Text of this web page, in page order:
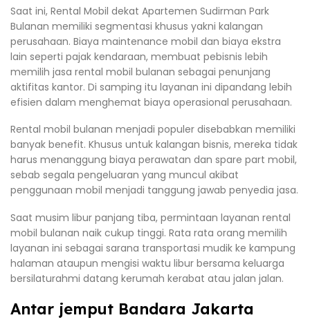
Saat ini, Rental Mobil dekat Apartemen Sudirman Park
Bulanan memiliki segmentasi khusus yakni kalangan
perusahaan. Biaya maintenance mobil dan biaya ekstra
lain seperti pajak kendaraan, membuat pebisnis lebih
memilih jasa rental mobil bulanan sebagai penunjang
aktifitas kantor. Di samping itu layanan ini dipandang lebih
efisien dalam menghemat biaya operasional perusahaan.
Rental mobil bulanan menjadi populer disebabkan memiliki
banyak benefit. Khusus untuk kalangan bisnis, mereka tidak
harus menanggung biaya perawatan dan spare part mobil,
sebab segala pengeluaran yang muncul akibat
penggunaan mobil menjadi tanggung jawab penyedia jasa.
Saat musim libur panjang tiba, permintaan layanan rental
mobil bulanan naik cukup tinggi. Rata rata orang memilih
layanan ini sebagai sarana transportasi mudik ke kampung
halaman ataupun mengisi waktu libur bersama keluarga
bersilaturahmi datang kerumah kerabat atau jalan jalan.
Antar jemput Bandara Jakarta